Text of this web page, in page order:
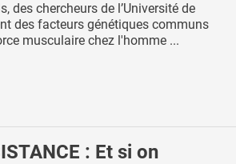
des chercheurs de l’Université de
des facteurs génétiques communs
musculaire chez l'homme ...
: Et si on